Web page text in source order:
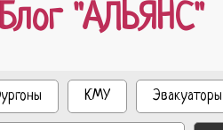
Блог "АЛЬЯНС"
КМУ Эвакуаторы